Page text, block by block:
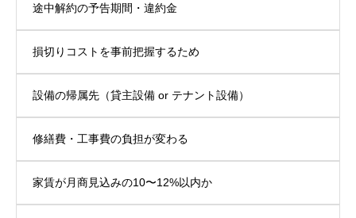
途中解約の予告期間・違約金
損切りコストを事前把握するため
設備の帰属先（貸主設備 or テナント設備）
修繕費・工事費の負担が変わる
家賃が月商見込みの10〜12%以内か